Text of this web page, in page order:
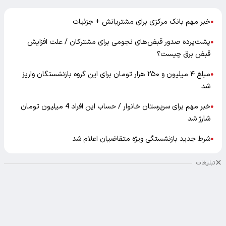
●خبر مهم بانک مرکزی برای مشتریانش + جزئیات
●پشت‌پرده صدور قبض‌های نجومی برای مشترکان / علت افزایش
قبض برق چیست؟
●
مبلغ ۴ میلیون و ۲۵۰ هزار تومان برای این گروه بازنشستگان واریز
شد
●
خبر مهم برای سرپرستان خانوار / حساب این افراد 4 میلیون تومان
شارژ شد
●شرط جدید بازنشستگی ویژه متقاضیان اعلام شد
تبلیغات